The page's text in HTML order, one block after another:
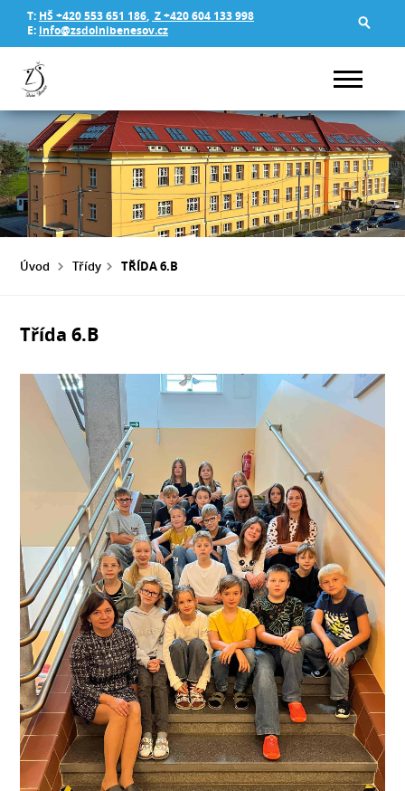
T: HŠ +420 553 651 186, Z +420 604 133 998
E: info@zsdolnibenesov.cz
Úvod Třídy TŘÍDA 6.B
Třída 6.B